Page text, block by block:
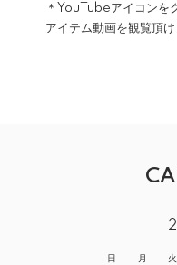
＊YouTubeアイコンを
アイテム動画を観覧頂け
日 月 火